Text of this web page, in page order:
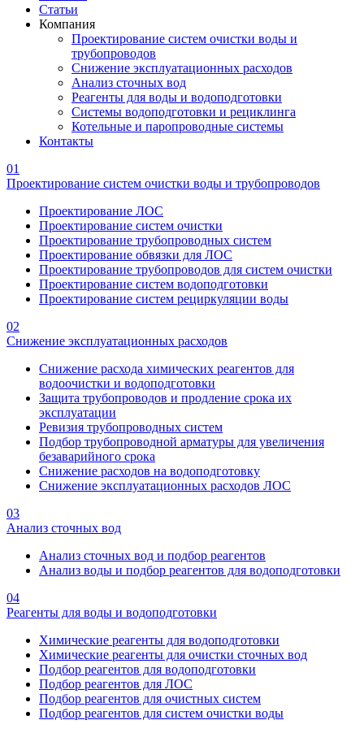
Статьи
Компания
Проектирование систем очистки воды и
трубопроводов
Снижение эксплуатационных расходов
Анализ сточных вод
Реагенты для воды и водоподготовки
Системы водоподготовки и рециклинга
Котельные и паропроводные системы
Контакты
01
Проектирование систем очистки воды и трубопроводов
Проектирование ЛОС
Проектирование систем очистки
Проектирование трубопроводных систем
Проектирование обвязки для ЛОС
Проектирование трубопроводов для систем очистки
Проектирование систем водоподготовки
Проектирование систем рециркуляции воды
02
Снижение эксплуатационных расходов
Снижение расхода химических реагентов для
водоочистки и водоподготовки
Защита трубопроводов и продление срока их
эксплуатации
Ревизия трубопроводных систем
Подбор трубопроводной арматуры для увеличения
безаварийного срока
Снижение расходов на водоподготовку
Снижение эксплуатационных расходов ЛОС
03
Анализ сточных вод
Анализ сточных вод и подбор реагентов
Анализ воды и подбор реагентов для водоподготовки
04
Реагенты для воды и водоподготовки
Химические реагенты для водоподготовки
Химические реагенты для очистки сточных вод
Подбор реагентов для водоподготовки
Подбор реагентов для ЛОС
Подбор реагентов для очистных систем
Подбор реагентов для систем очистки воды